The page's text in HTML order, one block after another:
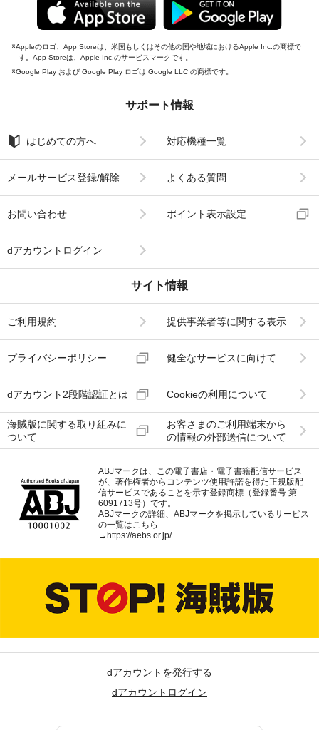
Appleのロゴ、App Storeは、米国もしくはその他の国や地域におけるApple Inc.の商標で
す。App Storeは、Apple Inc.のサービスマークです。
Google Play および Google Play ロゴは Google LLC の商標です。
サポート情報
はじめての方へ 対応機種一覧
メールサービス登録/解除 よくある質問
お問い合わせ ポイント表示設定
dアカウントログイン
サイト情報
ご利用規約 提供事業者等に関する表示
プライバシーポリシー 健全なサービスに向けて
dアカウント2段階認証とは Cookieの利用について
海賊版に関する取り組みに
ついて
お客さまのご利用端末から
の情報の外部送信について
ABJマークは、この電子書店・電子書籍配信サービス
が、著作権者からコンテンツ使用許諾を得た正規版配
信サービスであることを示す登録商標（登録番号 第
6091713号）です。
ABJマークの詳細、ABJマークを掲示しているサービス
の一覧はこちら
→ https://aebs.or.jp/
dアカウントを発行する
dアカウントログイン